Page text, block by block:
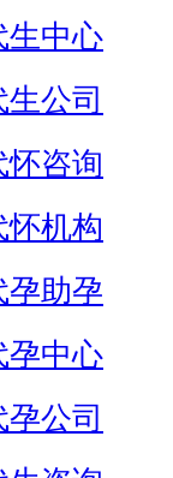
生中心
公司
怀咨询
怀机构
孕助孕
孕中心
公司